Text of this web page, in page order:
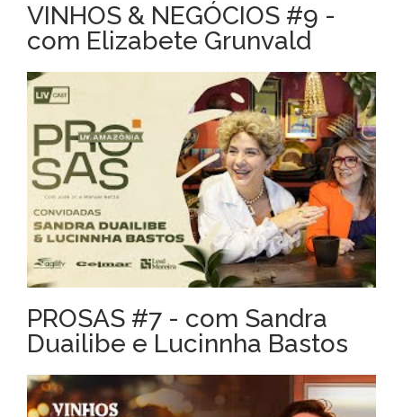
VINHOS & NEGÓCIOS #9 -
com Elizabete Grunvald
PROSAS #7 - com Sandra
Duailibe e Lucinnha Bastos